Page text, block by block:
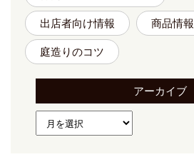
出店者向け情報 商品情報
庭造りのコツ
アーカイブ